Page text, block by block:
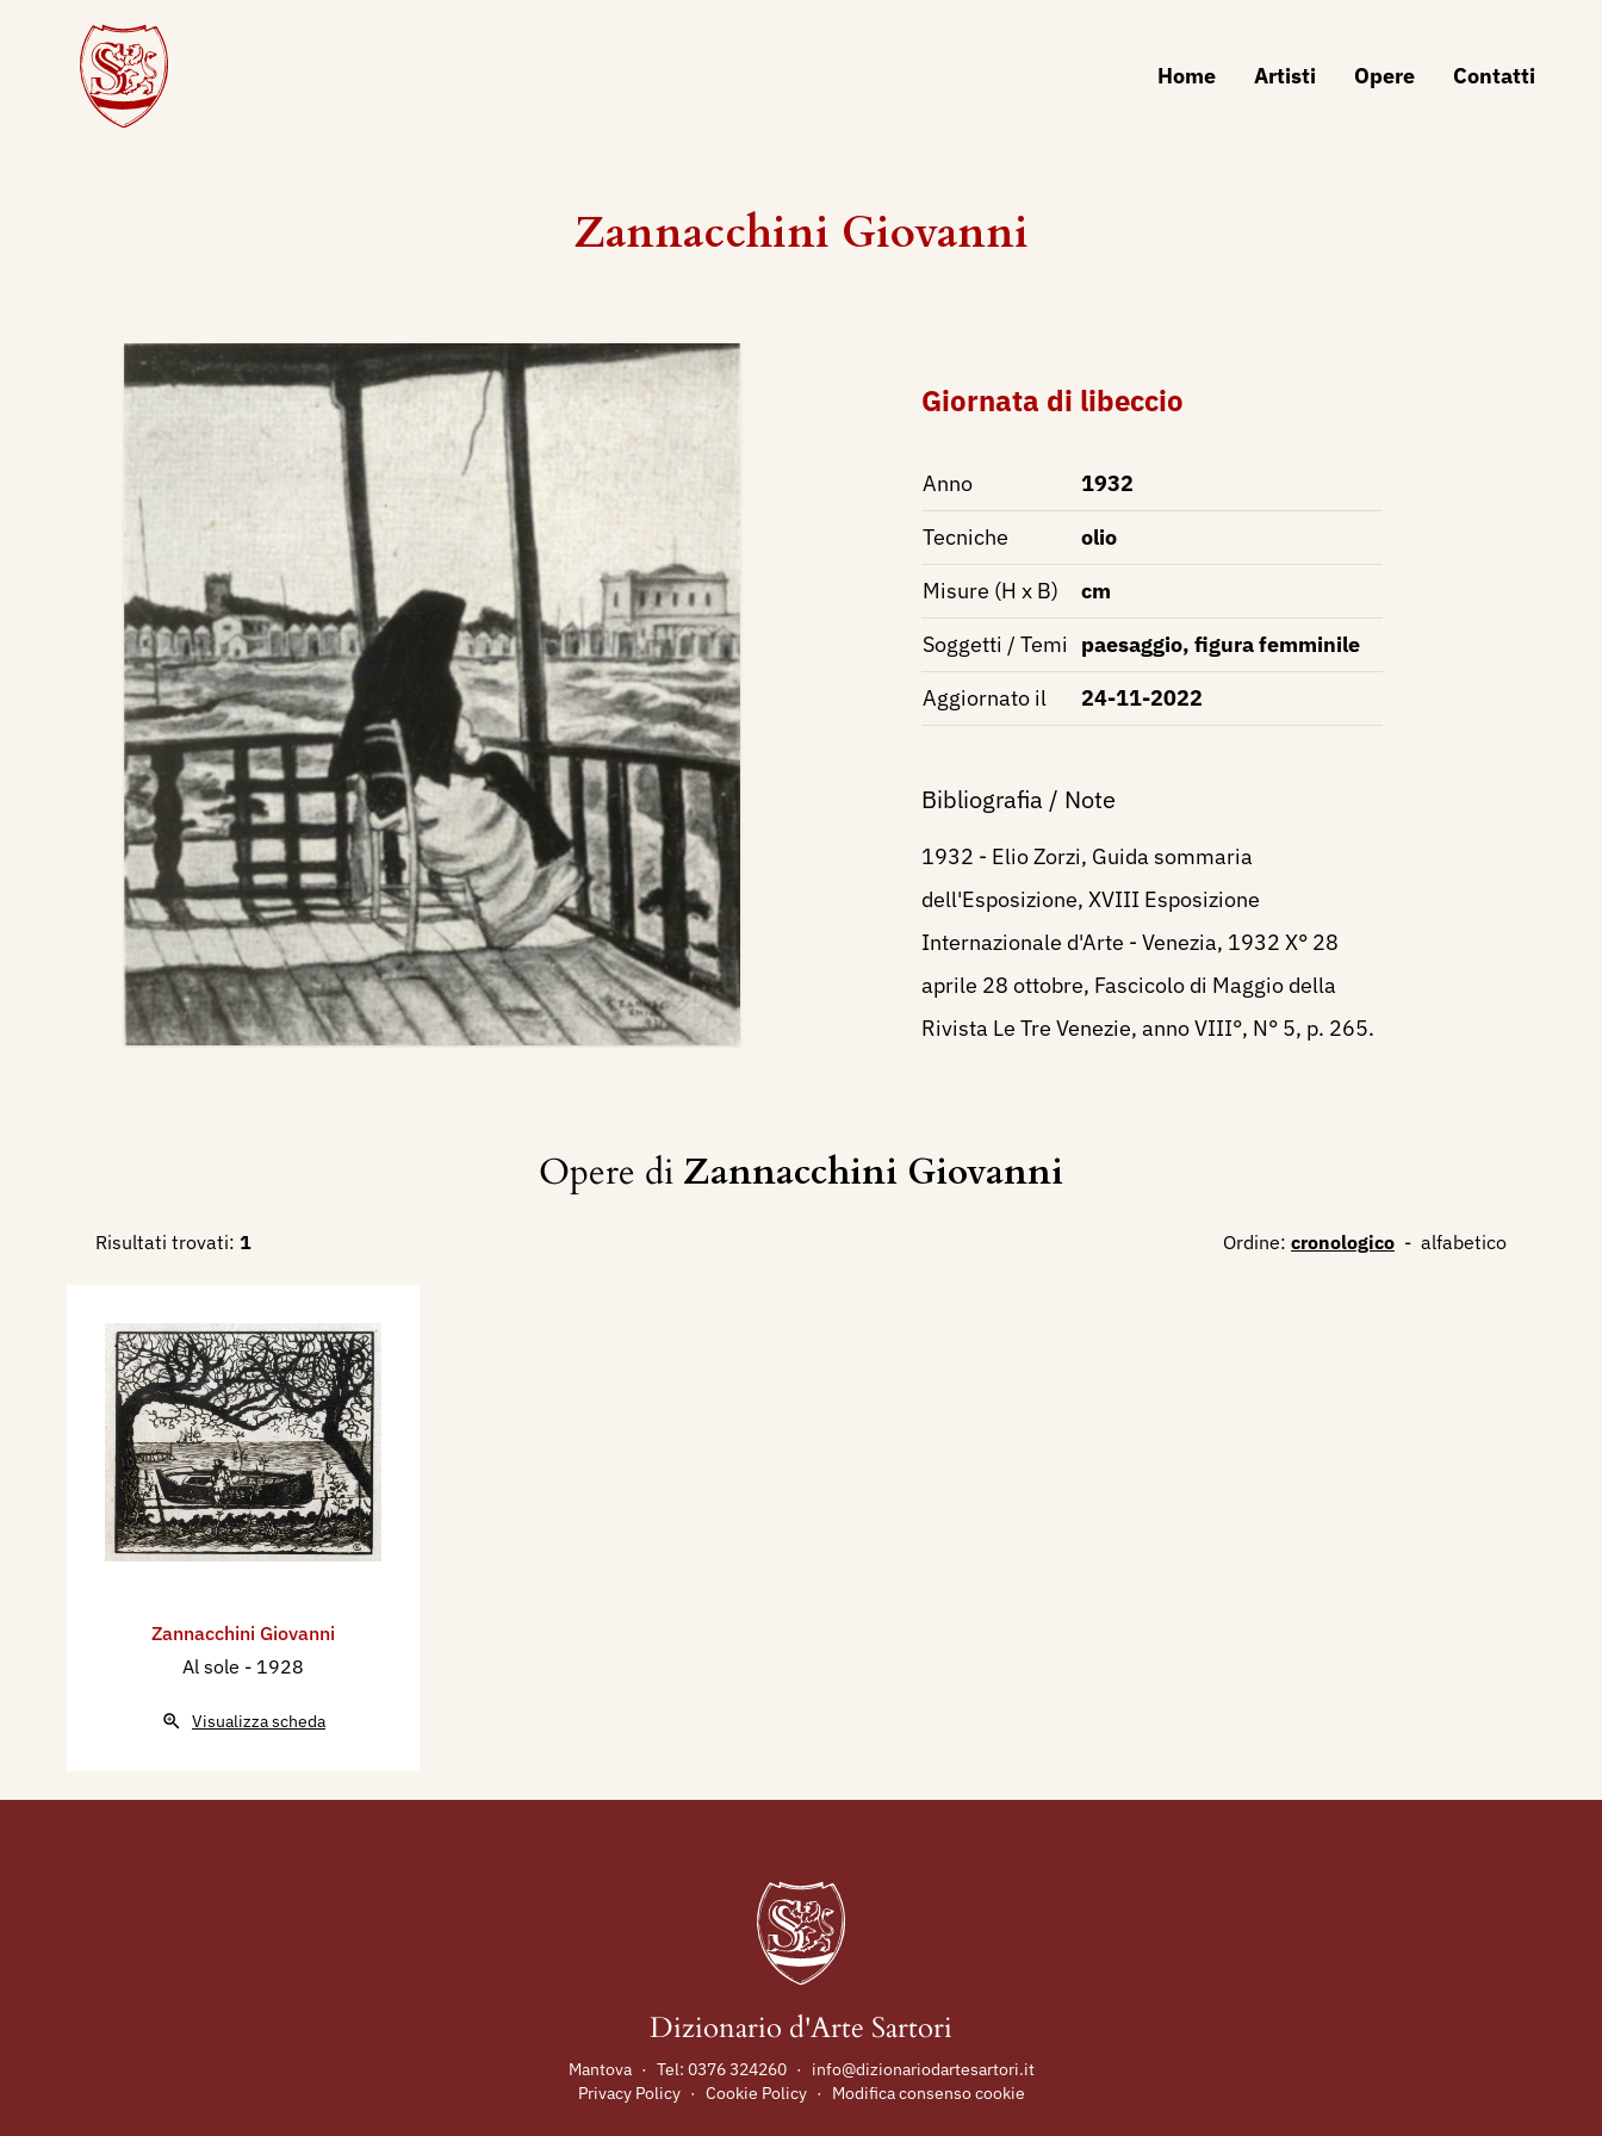
Home Artisti Opere Contatti
Zannacchini Giovanni
Giornata di libeccio
Anno
1932
Tecniche
olio
Misure (H x B)
cm
Soggetti / Temi
paesaggio, figura femminile
Aggiornato il
24-11-2022
Bibliografia / Note
1932 - Elio Zorzi, Guida sommaria
dell'Esposizione, XVIII Esposizione
Internazionale d'Arte - Venezia, 1932 X° 28
aprile 28 ottobre, Fascicolo di Maggio della
Rivista Le Tre Venezie, anno VIII°, N° 5, p. 265.
Opere di Zannacchini Giovanni
Risultati trovati: 1 Ordine: cronologico - alfabetico
Zannacchini Giovanni
Al sole - 1928
Visualizza scheda
Dizionario d'Arte Sartori
Mantova · Tel: 0376 324260 ·
info@dizionariodartesartori.it
Privacy Policy · Cookie Policy · Modifica consenso cookie